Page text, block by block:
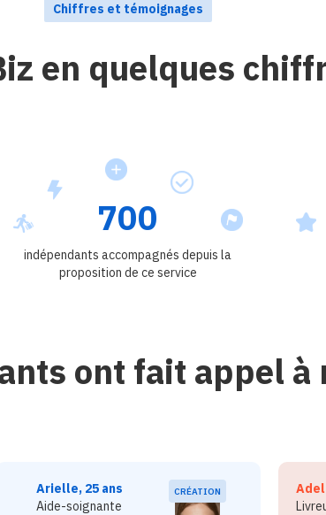
Chiffres et témoignages
en quelques
700
indépendants accompagnés depuis la
proposition de ce service
ont fait appel à
Arielle, 25 ans
Aide-soignante
CRÉATION